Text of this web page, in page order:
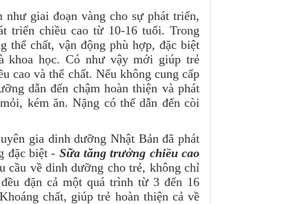
giai đoạn vàng cho sự phát triển,
triển chiều cao từ 10-16 tuổi. Trong
thể chất, vận động phù hợp, đặc biệt
khoa học. Có như vậy mới giúp trẻ
cao và thể chất. Nếu không cung cấp
dẫn đến chậm hoàn thiện và phát
kém ăn. Nặng có thể dẫn đến còi
gia dinh dưỡng Nhật Bản đã phát
đặc biệt - Sữa tăng trưởng chiều cao
cầu về dinh dưỡng cho trẻ, không chỉ
đặn cả một quá trình từ 3 đến 16
chất, giúp trẻ hoàn thiện cả về